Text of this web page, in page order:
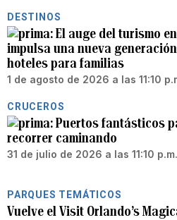
DESTINOS
El auge del turismo
impulsa una nueva
hoteles para familias
1 de agosto de 2026 a las 11:10
CRUCEROS
Puertos fantásticos
recorrer caminando
31 de julio de 2026 a las 11:10 p.m.
PARQUES TEMÁTICOS
Vuelve el Visit Orlando’s